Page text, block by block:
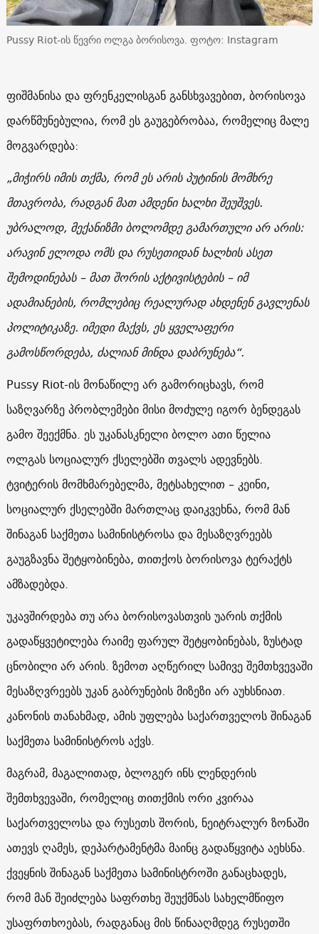
Pussy Riot-ის წევრი ოლგა ბორისოვა. ფოტო: Instagram
ფიშმანისა და ფრენკელისგან განსხვავებით, ბორისოვა
დარწმუნებულია, რომ ეს გაუგებრობაა, რომელიც მალე
მოგვარდება:
„მიჭირს იმის თქმა, რომ ეს არის პუტინის მომხრე
მთავრობა, რადგან მათ ამდენი ხალხი შეუშვეს.
უბრალოდ, მექანიზმი ბოლომდე გამართული არ არის:
არავინ ელოდა ომს და რუსეთიდან ხალხის ასეთ
შემოდინებას – მათ შორის აქტივისტების – იმ
ადამიანების, რომლებიც რეალურად ახდენენ გავლენას
პოლიტიკაზე. იმედი მაქვს, ეს ყველაფერი
გამოსწორდება, ძალიან მინდა დაბრუნება“.
Pussy Riot-ის მონაწილე არ გამორიცხავს, ​​რომ
საზღვარზე პრობლემები მისი მოძულე იგორ ბენდეგას
გამო შეექმნა. ეს უკანასკნელი ბოლო ათი წელია
ოლგას სოციალურ ქსელებში თვალს ადევნებს.
ტვიტერის მომხმარებელმა, მეტსახელით – კეინი,
სოციალურ ქსელებში მართლაც დაიკვეხნა, რომ მან
შინაგან საქმეთა სამინისტროსა და მესაზღვრეებს
გაუგზავნა შეტყობინება, თითქოს ბორისოვა ტერაქტს
ამზადებდა.
უკავშირდება თუ არა ბორისოვასთვის უარის თქმის
გადაწყვეტილება რაიმე ფარულ შეტყობინებას, ზუსტად
ცნობილი არ არის. ზემოთ აღწერილ სამივე შემთხვევაში
მესაზღვრეებს უკან გაბრუნების მიზეზი არ აუხსნიათ.
კანონის თანახმად, ამის უფლება საქართველოს შინაგან
საქმეთა სამინისტროს აქვს.
მაგრამ, მაგალითად, ბლოგერ ინს ლენდერის
შემთხვევაში, რომელიც თითქმის ორი კვირაა
საქართველოსა და რუსეთს შორის, ნეიტრალურ ზონაში
ათევს ღამეს, დეპარტამენტმა მაინც გადაწყვიტა აეხსნა.
ქვეყნის შინაგან საქმეთა სამინისტროში განაცხადეს,
რომ მან შეიძლება საფრთხე შეუქმნას სახელმწიფო
უსაფრთხოებას, რადგანაც მის წინააღმდეგ რუსეთში